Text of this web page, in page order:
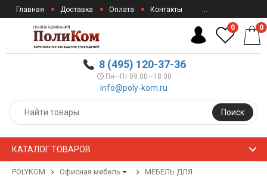
Главная Доставка Оплата Контакты ...
8 (495) 120-37-36
Пн—Пт 09:00—18:00
info@poly-kom.ru
Поиск
0 0
КАТАЛОГ ТОВАРОВ
POLYKOM Офисная мебель
МЕБЕЛЬ ДЛЯ